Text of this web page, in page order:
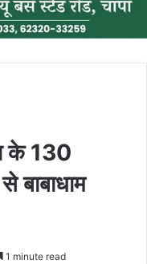
के 130
बाबाधाम
1 minute read